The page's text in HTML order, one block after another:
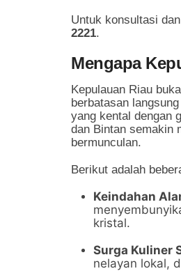
Untuk konsultasi
2221.
Mengapa
Kepulauan Riau
berbatasan
yang kental dengan
dan Bintan semakin
bermunculan.
Berikut adalah
Keindahan
kristal.
Surga Kuliner
nelayan lokal,